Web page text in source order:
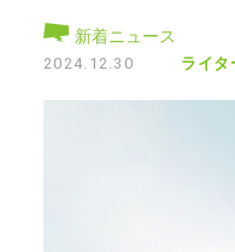
新着ニュース
2024.12.30 ライタ